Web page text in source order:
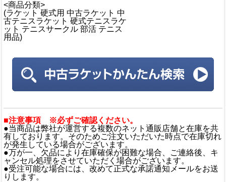
<商品分類>
(ラケット 硬式用 中古ラケット 中
古テニスラケット 硬式テニスラケ
ット テニスサークル 部活 テニス
用品)
■注意事項 ※必ずご確認ください。
●当商品は弊社が運営する複数のネット通販店舗と在庫を共
有しております。そのためご注文いただいた時点で在庫切れ
が発生している場合がございます。
●万が一、欠品により在庫確保が困難な場合、ご連絡後、キ
ャンセル処理をさせていただく場合がございます。
●受注可能な場合には、改めて正式な承諾通知メールをお送
りします。